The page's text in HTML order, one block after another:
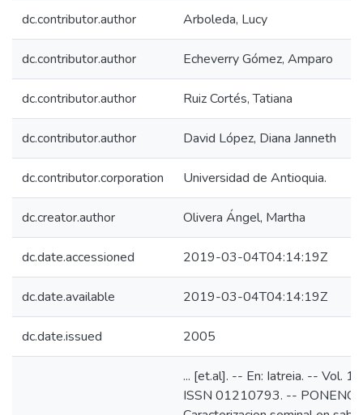
dc.contributor.author Arboleda, Lucy
dc.contributor.author Echeverry Gómez, Amparo
dc.contributor.author Ruiz Cortés, Tatiana
dc.contributor.author David López, Diana Janneth
dc.contributor.corporation Universidad de Antioquia.
dc.creator.author Olivera Ángel, Martha
dc.date.accessioned 2019-03-04T04:14:19Z
dc.date.available 2019-03-04T04:14:19Z
dc.date.issued 2005
... [et.al]. -- En: Iatreia. -- Vol.
ISSN 01210793. --